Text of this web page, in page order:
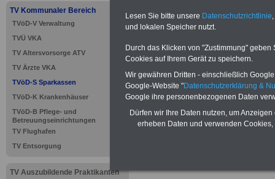
TV Kommunaler Bereich
TVöD-V Verwaltung
TVÜ VKA
TV Altersvorsorge ATV
TV Ärzte VKA
TVöD-S Sparkassen
TVöD-K Krankenhäuser
TVöD-B Pflege- und
Betreuungseinrichtungen
TV Flughafen
TV Entsorgung
TV Auszubildende Praktikanten
>>>zur
Sparkassen
TVöD-S
Lesen Sie bitte unsere Datenschutzrichtlinie
und lokalen Speicher nutzt.
Durch das Klicken von "Zustimmung"
Cookies auf Ihrem Gerät zu speichern.
Wir gewähren Dritten - einschließlich
Google-Website "Datenschutzerklärung &
Google ihre personenbezogenen Daten
Dürfen wir Ihre Daten nutzen, um
erheben Daten und verwenden